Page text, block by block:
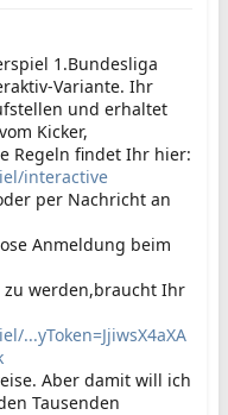
1.Bundesliga
Variante. Ihr
und erhaltet
Kicker,
Regeln findet Ihr hier:
interactive
per Nachricht an
Anmeldung beim
zu werden,braucht Ihr
...yToken=JjiwsX4aXA
Aber damit will ich
Tausenden